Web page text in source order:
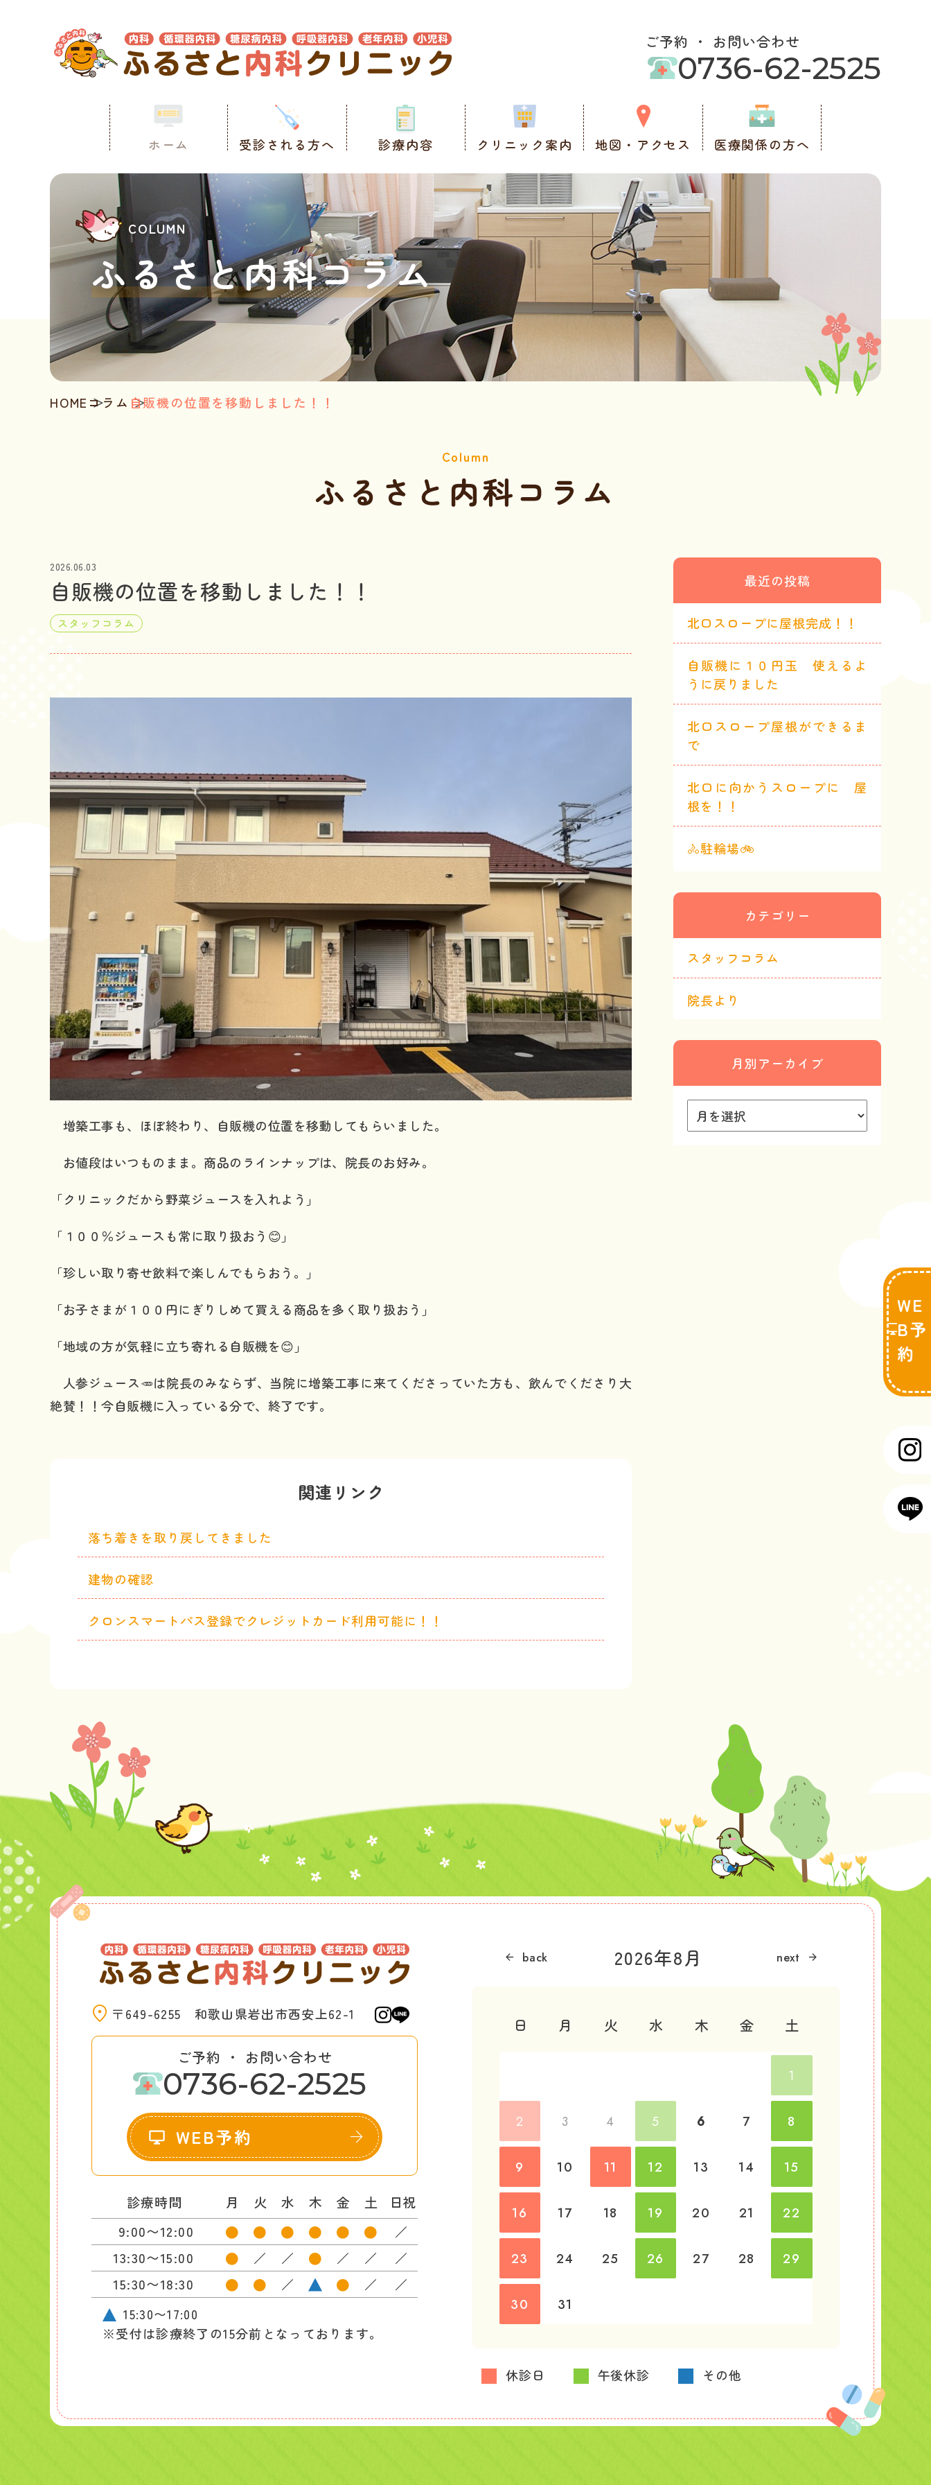
ご予約 ・ お問い合わせ
0736-62-2525
ホーム 受診される方へ 診療内容 クリニック案内 地図・アクセス 医療関係の方へ
ふるさと内科コラム
HOME コラム 自販機の位置を移動しました！！
ふるさと内科コラム
2026.06.03
自販機の位置を移動しました！！
スタッフコラム
増築工事も、ほぼ終わり、自販機の位置を移動してもらいました。
お値段はいつものまま。商品のラインナップは、院長のお好み。
「クリニックだから野菜ジュースを入れよう」
「１００％ジュースも常に取り扱おう😊」
「珍しい取り寄せ飲料で楽しんでもらおう。」
「お子さまが１００円にぎりしめて買える商品を多く取り扱おう」
「地域の方が気軽に立ち寄れる自販機を😊」
人参ジュース🥕は院長のみならず、当院に増築工事に来てくださっていた方も、飲んでくださり大
絶賛！！今自販機に入っている分で、終了です。
関連リンク
落ち着きを取り戻してきました
建物の確認
クロンスマートパス登録でクレジットカード利用可能に！！
最近の投稿
北口スロープに屋根完成！！
自販機に１０円玉 使えるよ
うに戻りました
北口スロープ屋根ができるま
で
北口に向かうスロープに 屋
根を！！
🚴駐輪場🚲
カテゴリー
スタッフコラム
院長より
月別アーカイブ
〒649-6255 和歌山県岩出市西安上62-1
ご予約 ・ お問い合わせ
0736-62-2525
WEB予約
診療時間 月 火 水 木 金 土
日祝
9:00〜12:00
● ● ● ● ● ● ／
13:30〜15:00 ● ／ ／ ● ／ ／ ／
15:30〜18:30 ● ● ／ ● ／
／
15:30〜17:00
※受付は診療終了の15分前となっております。
2026年8月
日 月 火 水 木 金 土
1
2 3 4 5 6 7 8
9 10 11 12 13 14 15
16 17 18 19 20 21 22
23 24 25 26 27 28 29
30 31
■ 休診日 ■ 午後休診 ■ その他
WE
B予
約